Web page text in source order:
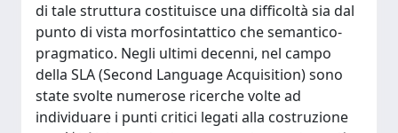
di tale struttura costituisce una difficoltà sia dal
punto di vista morfosintattico che semantico-
pragmatico. Negli ultimi decenni, nel campo
della SLA (Second Language Acquisition) sono
state svolte numerose ricerche volte ad
individuare i punti critici legati alla costruzione